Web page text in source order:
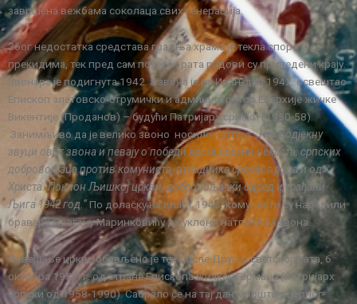
завршена вежбама соколаца свих генерација.
Због недостатка средстава градња храма је текла споро и са
прекидима, тек пред сам почетак рата радови су приведени крају.
Звонара је подигнута 1942. а звона је на Ивањдан 1942. освештао
Епископ злетовско-струмички и администратор Епархије жичке
Викентије (Проданов) – будући Патријарх српски (1950-58).
Занимљиво да је велико звоно носило натпис:„Нека одјекну
звуци овог звона и певају о победи крста против некрста, српских
добровољаца против комуниста, отпадника српског рода и од
Христа. Поклон Љишкој цркви, добровољачки одред и грађани
Љига 1942 год.“По доласку на власт 1945. комунисти су наредили
бравару Драгану Маринковићу да уклони натписе са звона.
Освећење цркве обављено је тек после Другог светског рата, 6.
октобра 1957. г. од стране Епископа жичког Германа (патријарх
српски од 1958-1990). Сабрало се на тај дан мноштво верног